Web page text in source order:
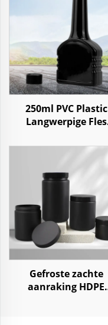
250ml PVC Plastic
Langwerpige Fles
Motor Additief
Gefroste zachte
aanraking HDPE